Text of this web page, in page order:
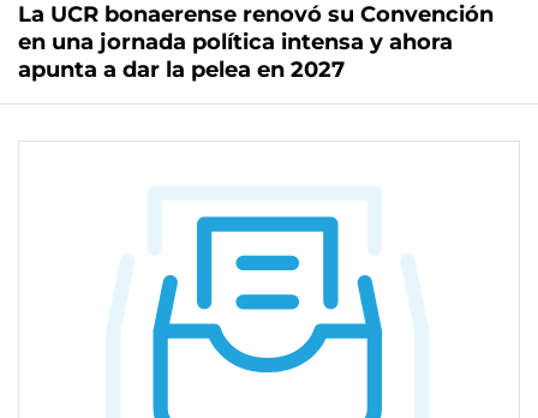
La UCR bonaerense renovó su Convención
en una jornada política intensa y ahora
apunta a dar la pelea en 2027